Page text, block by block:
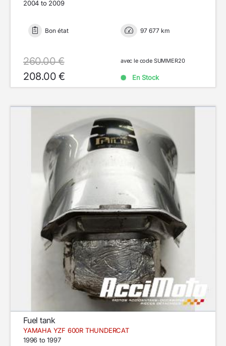
2004 to 2009
Bon état 97 677 km
260.00 €
208.00 €
avec le code SUMMER20
En Stock
Fuel tank
YAMAHA YZF 600R THUNDERCAT
1996 to 1997